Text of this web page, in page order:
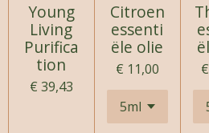
Young
Living
Purifica
tion
€ 39,43
Citroen
essenti
ële olie
€ 11,00